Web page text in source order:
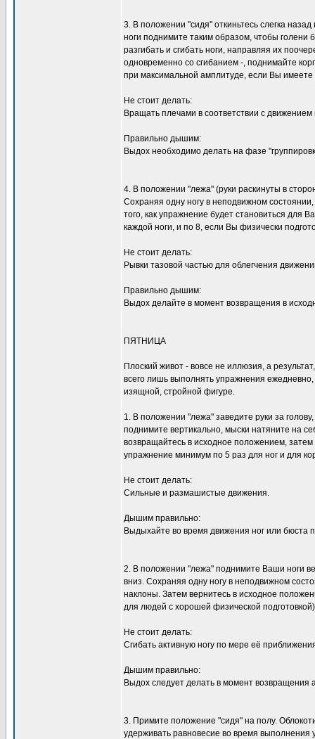
3. В положении "сидя" откиньтесь слегка
ноги поднимите таким образом, чтобы
разгибать и сгибать ноги, направляя их
одновременно со сгибанием -, поднимайте
при максимальной амплитуде, если Вы
Не стоит делать:
Вращать плечами в соответствии с
Правильно дышим:
Выдох необходимо делать на фазе
4. В положении "лежа" (руки раскинуты в
Сохраняя одну ногу в неподвижном
того, как упражнение будет становиться для
каждой ноги, и по 8, если Вы физически
Не стоит делать:
Рывки тазовой частью для облегчения
Правильно дышим:
Выдох делайте в момент возвращения в
ПЯТНИЦА
Плоский живот - вовсе не иллюзия, а
всего лишь выполнять упражнения
изящной, стройной фигуре.
1. В положении "лежа" заведите руки за
поднимите вертикально, мыски натяните на
возвращайтесь в исходное положением,
упражнение минимум по 5 раз для ног и для
Не стоит делать:
Сильные и размашистые движения.
Дышим правильно:
Выдыхайте во время движения ног или бюста
2. В положении "лежа" поднимите Ваши ноги
вниз. Сохраняя одну ногу в неподвижном
наклоны. Затем вернитесь в исходное
для людей с хорошей физической
Не стоит делать:
Сгибать активную ногу по мере её
Дышим правильно:
Выдох следует делать в момент возвращения
3. Примите положение "сидя" на полу.
удерживать равновесие во время